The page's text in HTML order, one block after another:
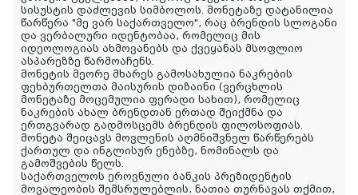
სისუსტის დაძლევის სიმბოლოს. მონეტაზე დატანილია
წარწერა "მე ვარ საქართველო", რაც ბრენდის სლოგანი
და ვერბალური იდენტობაა, რომელიც მის
იდეოლოგიას ახმოვანებს და ქვეყანას მსოფლიო
ასპარეზზე წარმოაჩენს.
მონეტის მეორე მხარეს გამოსახულია ნაკრების
ფეხბურთელთა მაისურის დიზაინი (ვერცხლის
მონეტაზე მოცემულია ფერადი სახით), რომელიც
ნაკრების ახალ ბრენდთან ერთად შეიქმნა და
ერთგვარად გადმოსცემს ბრენდის ფილოსოფიას.
მონეტა შეიცავს მოვლენის აღმნიშვნელ წარწერებს
ქართულ და ინგლისურ ენებზე, ნომინალს და
გამოშვების წელს.
საქართველოს ეროვნული ბანკის პრეზიდენტის
მოვალეობის შემსრულებლის, ნათია თურნავას თქმით,